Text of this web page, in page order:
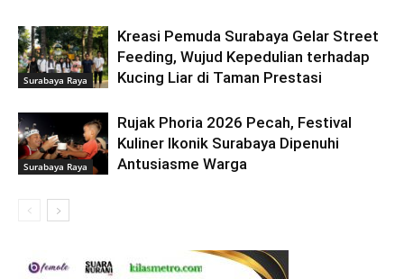
Surabaya Raya
Kreasi Pemuda Surabaya Gelar Street
Feeding, Wujud Kepedulian terhadap
Kucing Liar di Taman Prestasi
Surabaya Raya
Rujak Phoria 2026 Pecah, Festival
Kuliner Ikonik Surabaya Dipenuhi
Antusiasme Warga